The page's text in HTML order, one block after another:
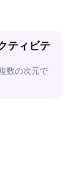
ティビテ
数の次元で